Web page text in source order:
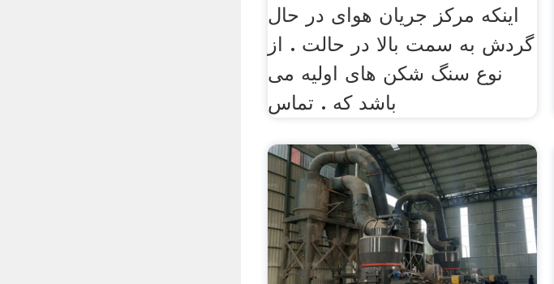
اینکه مرکز جریان هوای در حال
گردش به سمت بالا در حالت . از
نوع سنگ شکن های اولیه می
باشد که . تماس